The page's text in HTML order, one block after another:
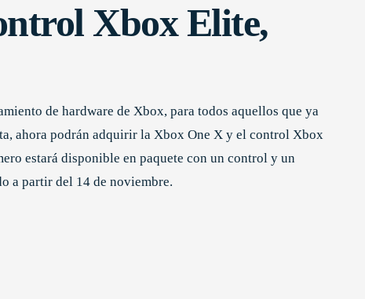
Xbox Elite,
de hardware de Xbox, para todos aquellos que ya
ahora podrán adquirir la Xbox One X y el control Xbox
estará disponible en paquete con un control y un
a partir del 14 de noviembre.